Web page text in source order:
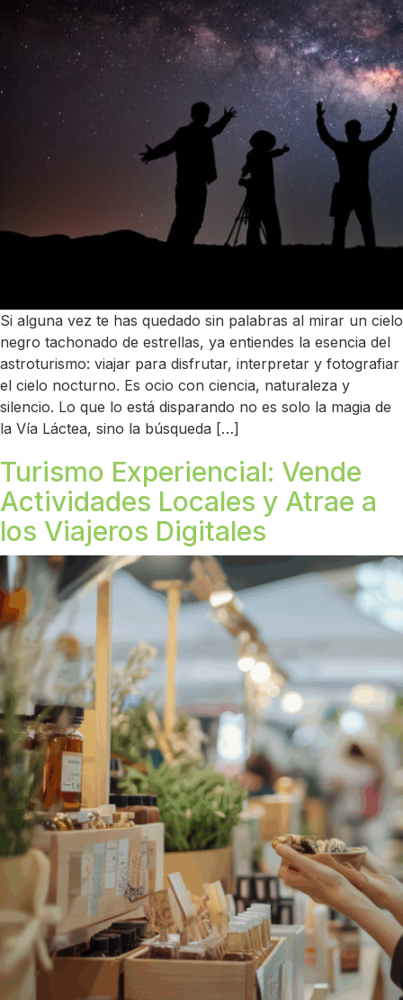
Si alguna vez te has quedado sin palabras al mirar un cielo
negro tachonado de estrellas, ya entiendes la esencia del
astroturismo: viajar para disfrutar, interpretar y fotografiar
el cielo nocturno. Es ocio con ciencia, naturaleza y
silencio. Lo que lo está disparando no es solo la magia de
la Vía Láctea, sino la búsqueda […]
Turismo Experiencial: Vende
Actividades Locales y Atrae a
los Viajeros Digitales